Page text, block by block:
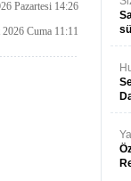
Pazartesi 14:26
2026 Cuma 11:11